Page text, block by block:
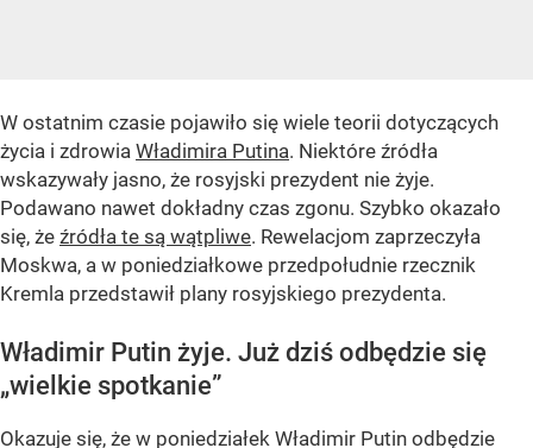
W ostatnim czasie pojawiło się wiele teorii dotyczących
życia i zdrowia Władimira Putina. Niektóre źródła
wskazywały jasno, że rosyjski prezydent nie żyje.
Podawano nawet dokładny czas zgonu. Szybko okazało
się, że źródła te są wątpliwe. Rewelacjom zaprzeczyła
Moskwa, a w poniedziałkowe przedpołudnie rzecznik
Kremla przedstawił plany rosyjskiego prezydenta.
Władimir Putin żyje. Już dziś odbędzie się
„wielkie spotkanie”
Okazuje się, że w poniedziałek Władimir Putin odbędzie